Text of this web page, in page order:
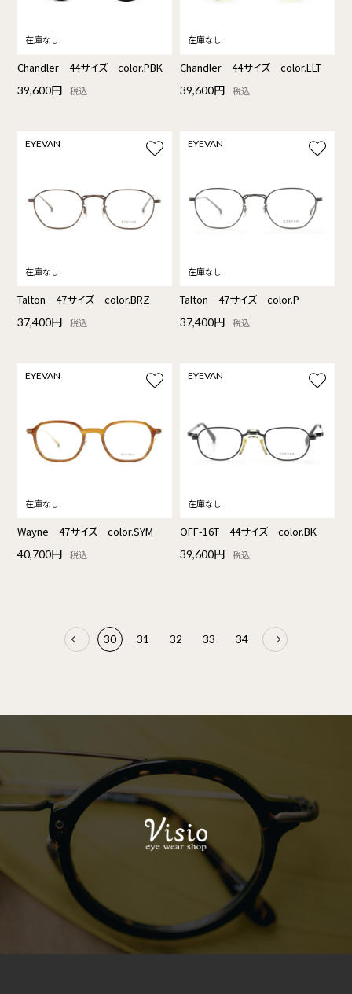
Chandler 44サイズ color.PBK
39,600円 税込
Chandler 44サイズ color.LLT
39,600円 税込
EYEVAN
Talton 47サイズ color.BRZ
37,400円 税込
EYEVAN
Talton 47サイズ color.P
37,400円 税込
EYEVAN
Wayne 47サイズ color.SYM
40,700円 税込
EYEVAN
OFF-16T 44サイズ color.BK
39,600円 税込
30 31 32 33 34